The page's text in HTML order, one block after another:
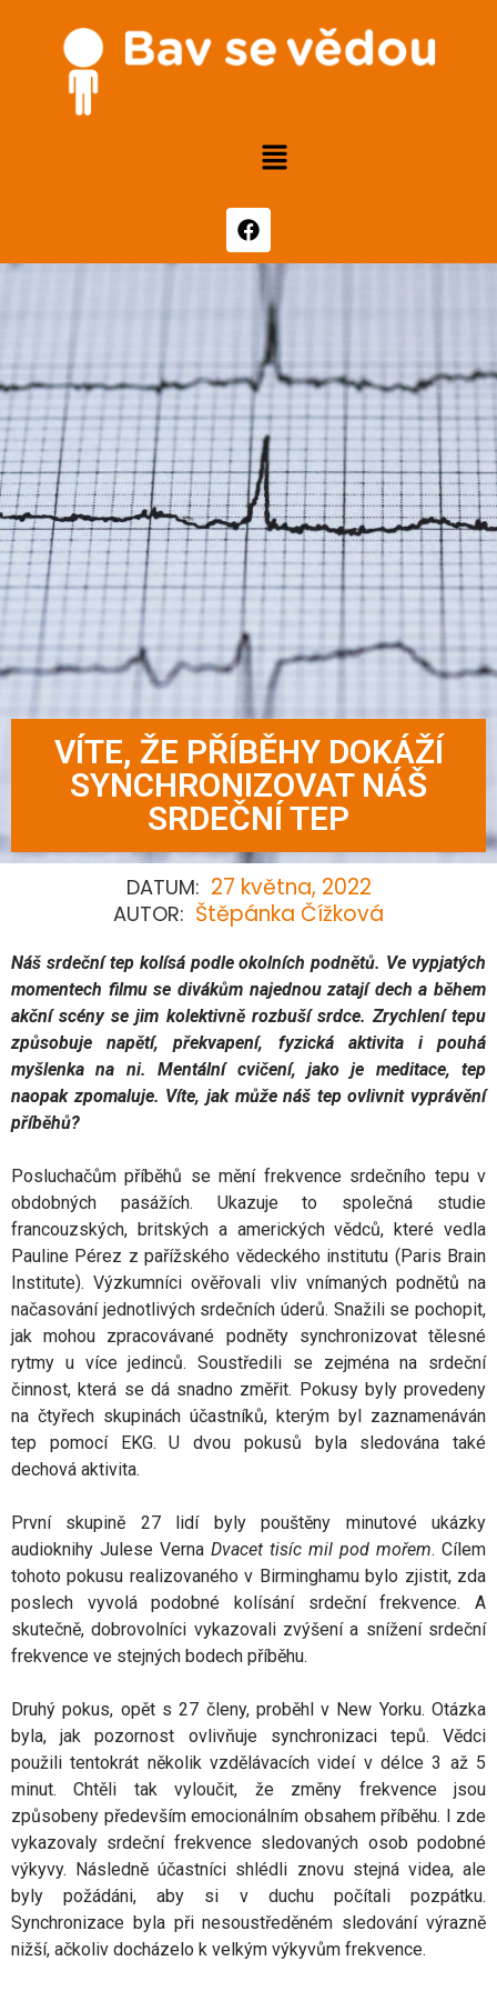
VÍTE, ŽE PŘÍBĚHY DOKÁŽÍ
SYNCHRONIZOVAT NÁŠ
SRDEČNÍ TEP
DATUM: 27 května, 2022
AUTOR: Štěpánka Čížková
Náš srdeční tep kolísá podle okolních podnětů. Ve vypjatých
momentech filmu se divákům najednou zatají dech a během
akční scény se jim kolektivně rozbuší srdce. Zrychlení tepu
způsobuje napětí, překvapení, fyzická aktivita i pouhá
myšlenka na ni. Mentální cvičení, jako je meditace, tep
naopak zpomaluje. Víte, jak může náš tep ovlivnit vyprávění
příběhů?
Posluchačům příběhů se mění frekvence srdečního tepu v
obdobných pasážích. Ukazuje to společná studie
francouzských, britských a amerických vědců, které vedla
Pauline Pérez z pařížského vědeckého institutu (Paris Brain
Institute). Výzkumníci ověřovali vliv vnímaných podnětů na
načasování jednotlivých srdečních úderů. Snažili se pochopit,
jak mohou zpracovávané podněty synchronizovat tělesné
rytmy u více jedinců. Soustředili se zejména na srdeční
činnost, která se dá snadno změřit. Pokusy byly provedeny
na čtyřech skupinách účastníků, kterým byl zaznamenáván
tep pomocí EKG. U dvou pokusů byla sledována také
dechová aktivita.
První skupině 27 lidí byly pouštěny minutové ukázky
audioknihy Julese Verna Dvacet tisíc mil pod mořem. Cílem
tohoto pokusu realizovaného v Birminghamu bylo zjistit, zda
poslech vyvolá podobné kolísání srdeční frekvence. A
skutečně, dobrovolníci vykazovali zvýšení a snížení srdeční
frekvence ve stejných bodech příběhu.
Druhý pokus, opět s 27 členy, proběhl v New Yorku. Otázka
byla, jak pozornost ovlivňuje synchronizaci tepů. Vědci
použili tentokrát několik vzdělávacích videí v délce 3 až 5
minut. Chtěli tak vyloučit, že změny frekvence jsou
způsobeny především emocionálním obsahem příběhu. I zde
vykazovaly srdeční frekvence sledovaných osob podobné
výkyvy. Následně účastníci shlédli znovu stejná videa, ale
byly požádáni, aby si v duchu počítali pozpátku.
Synchronizace byla při nesoustředěném sledování výrazně
nižší, ačkoliv docházelo k velkým výkyvům frekvence.